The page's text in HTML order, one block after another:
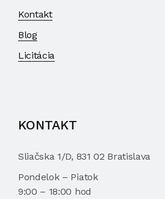
Kontakt
Blog
Licitácia
KONTAKT
Sliačska 1/D, 831 02 Bratislava
Pondelok – Piatok
9:00 – 18:00 hod